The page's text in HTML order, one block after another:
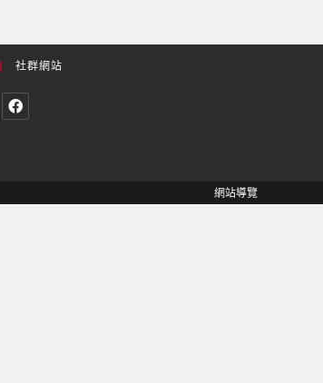
社群網站
網站導覽